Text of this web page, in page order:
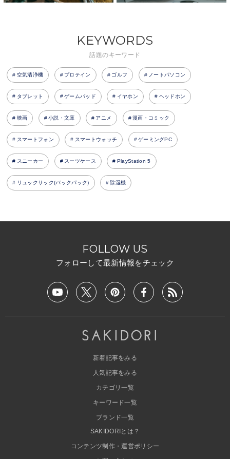
KEYWORDS
話題のキーワード
空気清浄機 プロテイン ゴルフ ノートパソコン
タブレット ゲームパッド イヤホン ヘッドホン
映画 小説・文庫 アニメ 漫画・コミック
スマートフォン スマートウォッチ ゲーミングPC
スニーカー スーツケース PlayStation 5
リュックサック(バックパック) 除湿機
FOLLOW US
フォローして最新情報をチェック
新着記事をみる
人気記事をみる
カテゴリ一覧
キーワード一覧
ブランド一覧
SAKIDORIとは？
コンテンツ制作・運営ポリシー